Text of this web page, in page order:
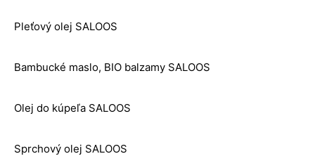
Pleťový olej SALOOS
Bambucké maslo, BIO balzamy SALOOS
Olej do kúpeľa SALOOS
Sprchový olej SALOOS